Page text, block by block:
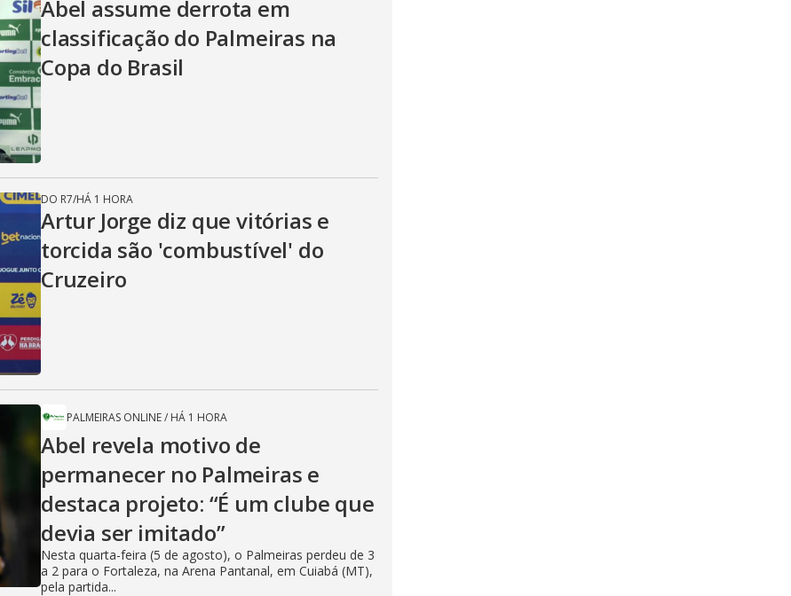
Abel assume derrota em
classificação do Palmeiras na
Copa do Brasil
DO R7/HÁ 1 HORA
Artur Jorge diz que vitórias e
torcida são 'combustível' do
Cruzeiro
PALMEIRAS ONLINE/ HÁ 1 HORA
Abel revela motivo de
permanecer no Palmeiras e
destaca projeto: “É um clube que
devia ser imitado”
Nesta quarta-feira (5 de agosto), o Palmeiras perdeu de 3
a 2 para o Fortaleza, na Arena Pantanal, em Cuiabá (MT),
pela partida...